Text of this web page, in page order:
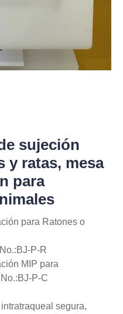
sujeción
y ratas, mesa
para
para Ratones o
P-R
MIP para
P-C
segura,